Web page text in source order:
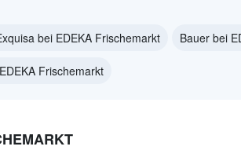
bei EDEKA Frischemarkt Bauer bei
Frischemarkt